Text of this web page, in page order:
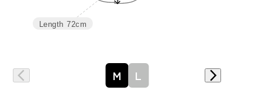
Length 72cm
M L